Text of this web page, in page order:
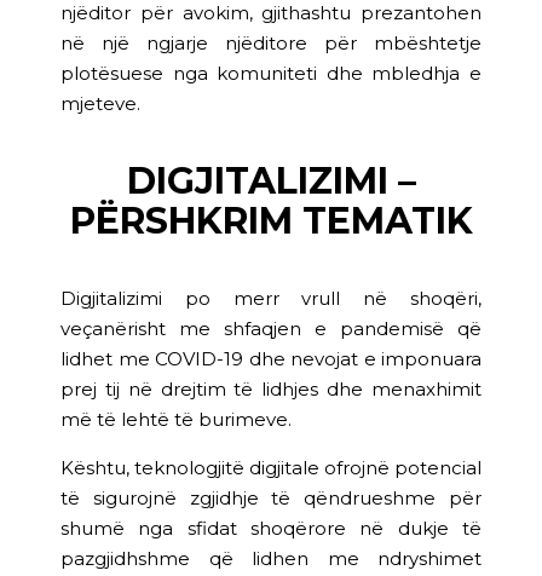
njëditor për avokim, gjithashtu prezantohen
në një ngjarje njëditore për mbështetje
plotësuese nga komuniteti dhe mbledhja e
mjeteve.
DIGJITALIZIMI –
PËRSHKRIM TEMATIK
Digjitalizimi po merr vrull në shoqëri,
veçanërisht me shfaqjen e pandemisë që
lidhet me COVID-19 dhe nevojat e imponuara
prej tij në drejtim të lidhjes dhe menaxhimit
më të lehtë të burimeve.
Kështu, teknologjitë digjitale ofrojnë potencial
të sigurojnë zgjidhje të qëndrueshme për
shumë nga sfidat shoqërore në dukje të
pazgjidhshme që lidhen me ndryshimet